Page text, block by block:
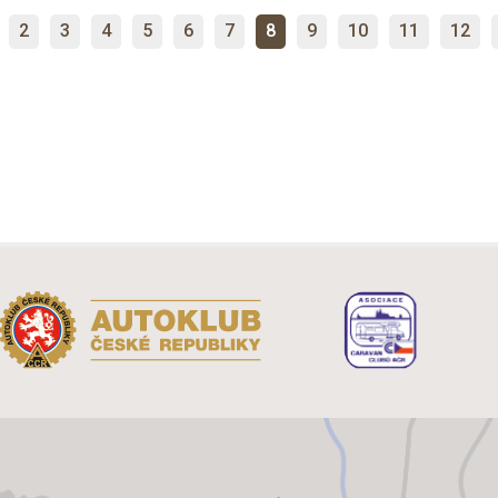
2 3 4 5 6 7 8 9 10 11 12